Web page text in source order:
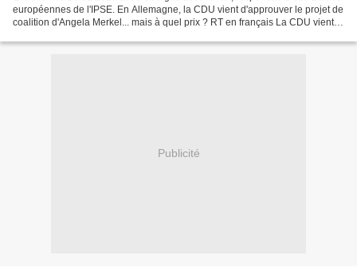
européennes de l'IPSE. En Allemagne, la CDU vient d'approuver le projet de
coalition d'Angela Merkel... mais à quel prix ? RT en français La CDU vient
Publicité